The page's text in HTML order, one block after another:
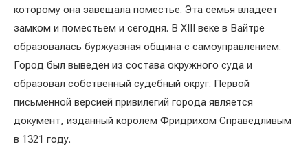
которому она завещала поместье. Эта семья владеет
замком и поместьем и сегодня. В XIII веке в Вайтре
образовалась буржуазная община с самоуправлением.
Город был выведен из состава окружного суда и
образовал собственный судебный округ. Первой
письменной версией привилегий города является
документ, изданный королём Фридрихом Справедливым
в 1321 году.